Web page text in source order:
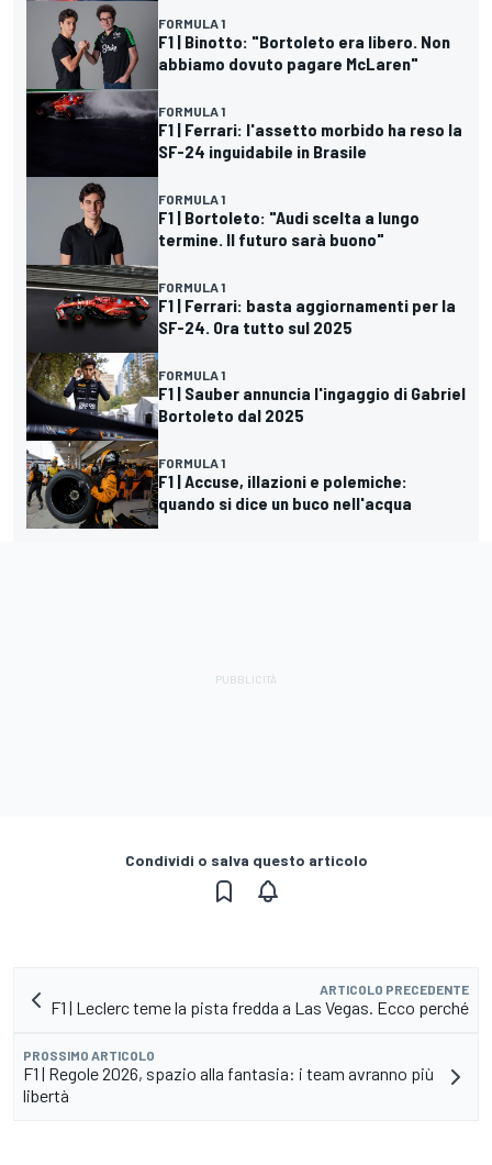
FORMULA 1
F1 | Binotto: "Bortoleto era libero. Non
abbiamo dovuto pagare McLaren"
FORMULA 1
F1 | Ferrari: l'assetto morbido ha reso la
SF-24 inguidabile in Brasile
FORMULA 1
F1 | Bortoleto: "Audi scelta a lungo
termine. Il futuro sarà buono"
FORMULA 1
F1 | Ferrari: basta aggiornamenti per la
SF-24. Ora tutto sul 2025
FORMULA 1
F1 | Sauber annuncia l'ingaggio di Gabriel
Bortoleto dal 2025
FORMULA 1
F1 | Accuse, illazioni e polemiche:
quando si dice un buco nell'acqua
Condividi o salva questo articolo
ARTICOLO PRECEDENTE
F1 | Leclerc teme la pista fredda a Las Vegas. Ecco perché
PROSSIMO ARTICOLO
F1 | Regole 2026, spazio alla fantasia: i team avranno più
libertà